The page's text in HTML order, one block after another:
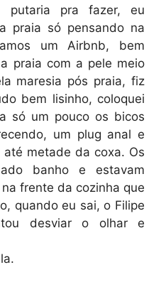
putaria pra fazer, eu
praia só pensando na
um Airbnb, bem
praia com a pele meio
maresia pós praia, fiz
bem lisinho, coloquei
só um pouco os bicos
um plug anal e
metade da coxa. Os
banho e estavam
frente da cozinha que
quando eu sai, o Filipe
desviar o olhar e